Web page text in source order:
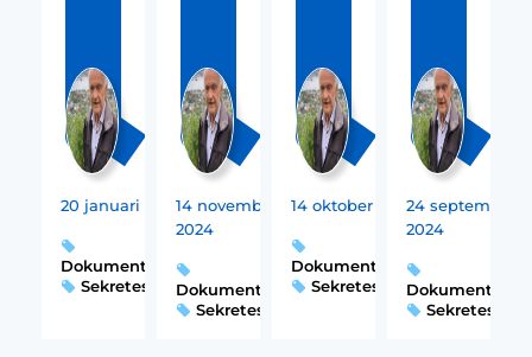
20 januari 2025
Dokumentation,
Sekretess
14 november
2024
Dokumentation,
Sekretess
14 oktober 2024
Dokumentation,
Sekretess
24 september
2024
Sekretess